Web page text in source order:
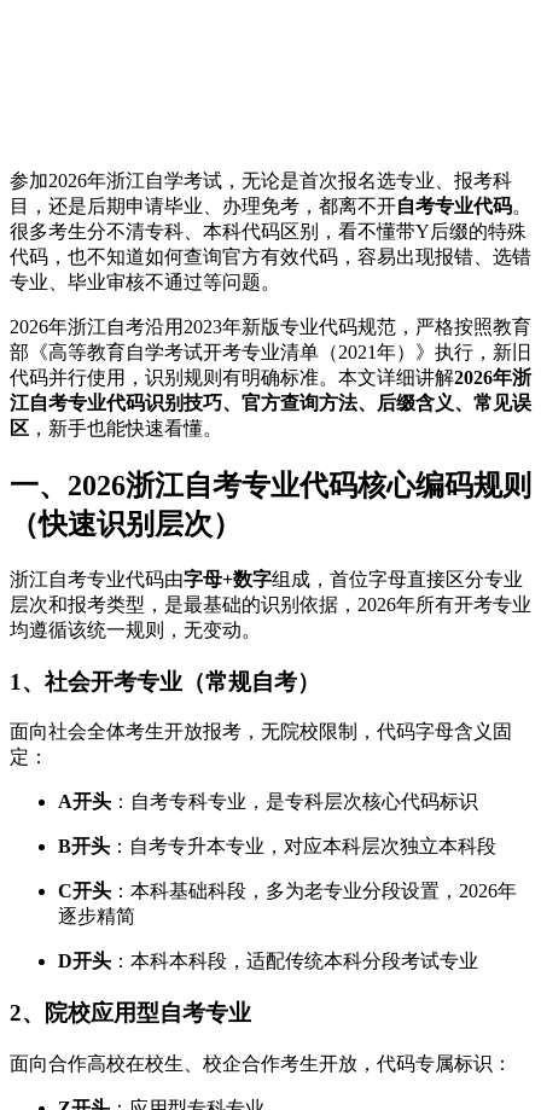
参加2026年浙江自学考试，无论是首次报名选专业、报考科
目，还是后期申请毕业、办理免考，都离不开自考专业代码。
很多考生分不清专科、本科代码区别，看不懂带Y后缀的特殊
代码，也不知道如何查询官方有效代码，容易出现报错、选错
专业、毕业审核不通过等问题。
2026年浙江自考沿用2023年新版专业代码规范，严格按照教育
部《高等教育自学考试开考专业清单（2021年）》执行，新旧
代码并行使用，识别规则有明确标准。本文详细讲解2026年浙
江自考专业代码识别技巧、官方查询方法、后缀含义、常见误
区 ，新手也能快速看懂。
一、2026浙江自考专业代码核心编码规则
（快速识别层次）
浙江自考专业代码由字母+数字组成，首位字母直接区分专业
层次和报考类型，是最基础的识别依据，2026年所有开考专业
均遵循该统一规则，无变动。
1、社会开考专业（常规自考）
面向社会全体考生开放报考，无院校限制，代码字母含义固
定：
A开头 ：自考专科专业，是专科层次核心代码标识
B开头 ：自考专升本专业，对应本科层次独立本科段
C开头 ：本科基础科段，多为老专业分段设置，2026年
逐步精简
D开头 ：本科本科段，适配传统本科分段考试专业
2、院校应用型自考专业
面向合作高校在校生、校企合作考生开放，代码专属标识：